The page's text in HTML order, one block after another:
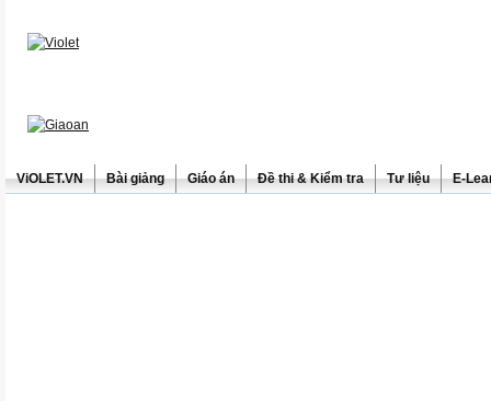
ViOLET.VN Bài giảng Giáo án Đề thi & Kiểm tra Tư liệu E-